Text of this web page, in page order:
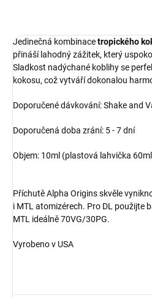
Jedinečná kombinacetropického
přináší lahodný zážitek, který
Sladkost nadýchané koblihy se
kokosu, což vytváří dokonalou
Doporučené dávkování: Shake and
Doporučená doba zrání: 5 - 7 dní
Objem: 10ml (plastová lahvička
Příchutě Alpha Origins skvěle
i MTL atomizérech. Pro DL použijte
MTL ideálně 70VG/30PG.
Vyrobeno v USA